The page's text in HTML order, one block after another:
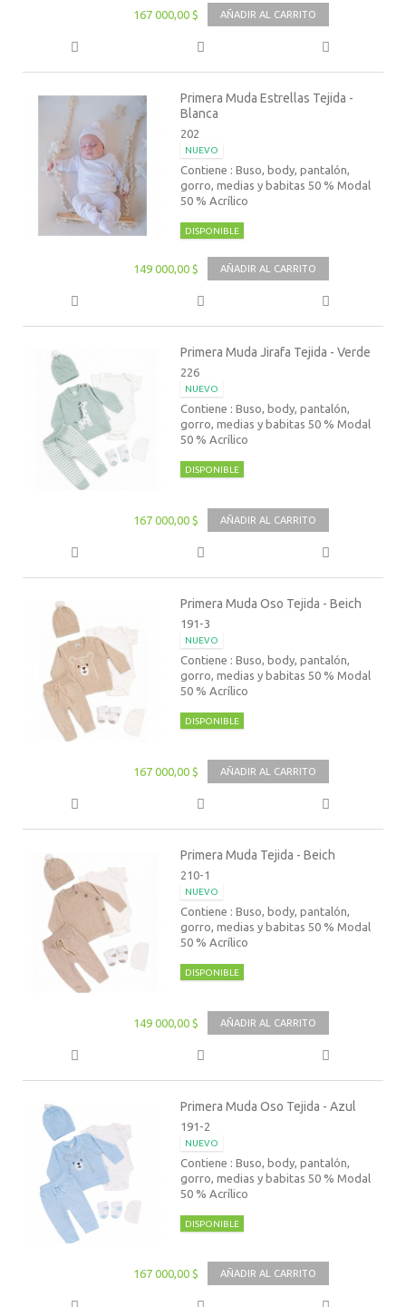
167 000,00 $ AÑADIR AL CARRITO
Primera Muda Estrellas Tejida -
Blanca
202
NUEVO
Contiene : Buso, body, pantalón,
gorro, medias y babitas 50 % Modal
50 % Acrílico
DISPONIBLE
149 000,00 $ AÑADIR AL CARRITO
Primera Muda Jirafa Tejida - Verde
226
NUEVO
Contiene : Buso, body, pantalón,
gorro, medias y babitas 50 % Modal
50 % Acrílico
DISPONIBLE
167 000,00 $ AÑADIR AL CARRITO
Primera Muda Oso Tejida - Beich
191-3
NUEVO
Contiene : Buso, body, pantalón,
gorro, medias y babitas 50 % Modal
50 % Acrílico
DISPONIBLE
167 000,00 $ AÑADIR AL CARRITO
Primera Muda Tejida - Beich
210-1
NUEVO
Contiene : Buso, body, pantalón,
gorro, medias y babitas 50 % Modal
50 % Acrílico
DISPONIBLE
149 000,00 $ AÑADIR AL CARRITO
Primera Muda Oso Tejida - Azul
191-2
NUEVO
Contiene : Buso, body, pantalón,
gorro, medias y babitas 50 % Modal
50 % Acrílico
DISPONIBLE
167 000,00 $ AÑADIR AL CARRITO